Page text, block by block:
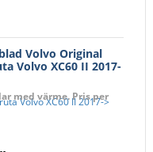
Volvo Original
Volvo XC60 II 2017-
med värme. Pris per